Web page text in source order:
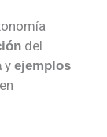
del
y ejemplos